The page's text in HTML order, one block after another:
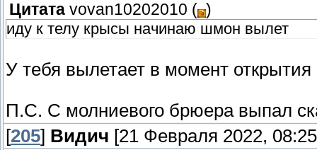
Цитата vovan10202010 ( )
иду к телу крысы начинаю шмон вылет
У тебя вылетает в момент
П.С. С молниевого брюера выпал
[205] Видич [21 Февраля 2022,